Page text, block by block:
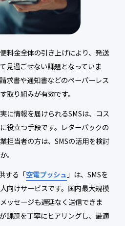
料金全体の引き上げにより、発送
見過ごせない課題となっていま
求書や通知書などのペーパーレス
取り組みが有効です。
に情報を届けられるSMSは、コス
役立つ手段です。レターパックの
担当者の方は、SMSの活用を検討
。
する「空電プッシュ 」は、SMSを
向けサービスです。国内最大規模
ッセージも遅延なく送信できま
課題を丁寧にヒアリングし、最適